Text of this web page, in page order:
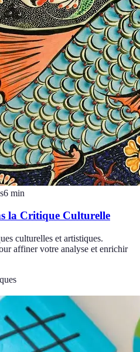
6 min
la Critique Culturelle
culturelles et artistiques.
affiner votre analyse et enrichir